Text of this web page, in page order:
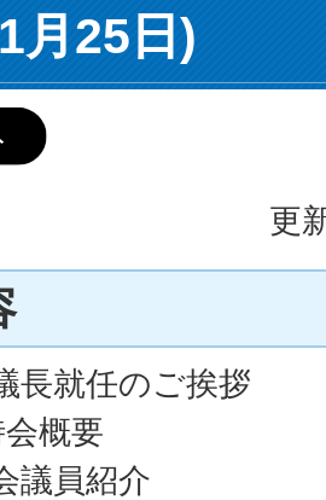
月25日)
更
長就任のご挨拶
概要
議員紹介